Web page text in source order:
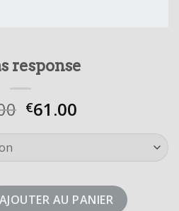
response
€61.00
response
AJOUTER AU PANIER